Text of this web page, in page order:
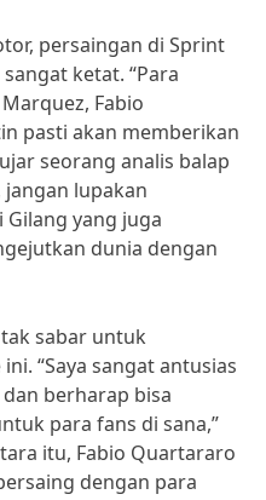
persaingan di Sprint
ketat. “Para
Fabio
pasti akan memberikan
seorang analis balap
lupakan
yang juga
dunia dengan
sabar untuk
“Saya sangat antusias
berharap bisa
para fans di sana,”
itu, Fabio Quartararo
dengan para